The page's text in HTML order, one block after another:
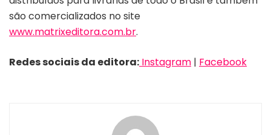
são comercializados no site
www.matrixeditora.com.br.
Redes sociais da editora: Instagram | Facebook